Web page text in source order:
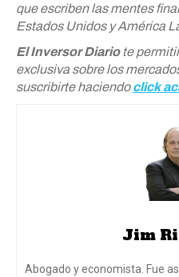
que escriben las mentes
Estados Unidos y América
El Inversor Diariote
exclusiva sobre los
suscribirte haciendoclick
Jim
Abogado y economista. Fue